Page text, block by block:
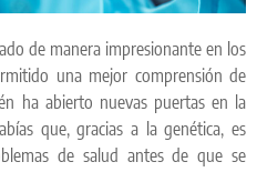
de manera impresionante en los
una mejor comprensión de
ha abierto nuevas puertas en la
que, gracias a la genética, es
de salud antes de que se